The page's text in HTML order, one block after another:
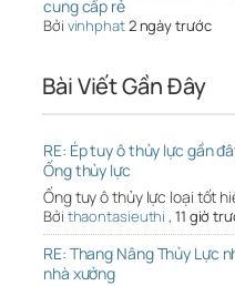
cung cấp rẻ
Bởi vinhphat2 ngày trước
Bài Viết Gần Đây
RE: Ép tuy ô thủy lực gần
Ống thủy lực
Ống tuy ô thủy lực loại tốt
Bởi thaontasieuthi , 11 giờ
RE: Thang Nâng Thủy Lực
nhà xưởng